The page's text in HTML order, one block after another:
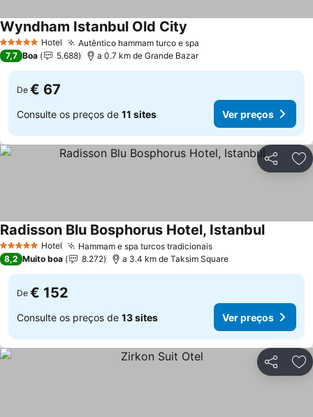
5 Estrelas Hotel Autêntico hammam turco e spa
Wyndham Istanbul Old City
7,7 Boa 5.688 a 0.7 km de Grande Bazar
De € 67
Consulte os preços de 11 sites Ver preços
Partilhar
5 Estrelas Hotel Hammam e spa turcos tradicionaisVer preços
Radisson Blu Bosphorus Hotel, IstanbulVer
8,2 Muito boa 8.272 a 3.4 km de Taksim Square
De € 152
Consulte os preços de 13 sites Ver preços
Partilhar